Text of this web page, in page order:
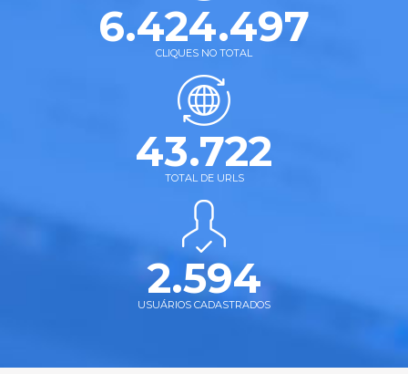
6.424.497
CLIQUES NO TOTAL
43.722
TOTAL DE URLS
2.594
USUÁRIOS CADASTRADOS